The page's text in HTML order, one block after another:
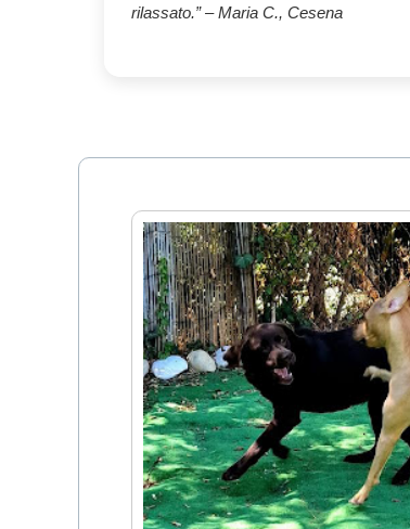
rilassato.” – Maria C., Cesena